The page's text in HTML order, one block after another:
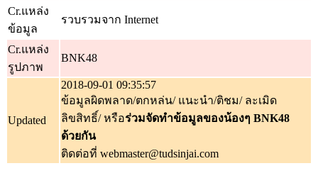
Cr.แหล่ง
ข้อมูล
รวบรวมจาก Internet
Cr.แหล่ง
รูปภาพ
BNK48
Updated
2018-09-01 09:35:57
ข้อมูลผิดพลาด/ตกหล่น/ แนะนำ/ติชม/ ละเมิด
ลิขสิทธิ์/ หรือร่วมจัดทำข้อมูลของน้องๆ BNK48
ด้วยกัน
ติดต่อที่ webmaster@tudsinjai.com